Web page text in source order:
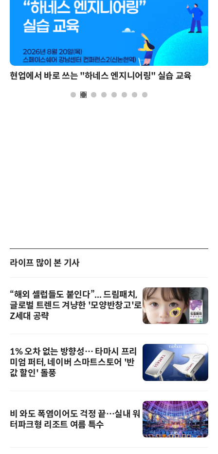
현업에서 바로 쓰는 "하네스 엔지니어링" 실습 교육
라이프 많이 본 기사
“해외 셀럽들도 붙인다”... 드림패치,
글로벌 트렌드 겨냥한 '모양반창고'로
Z세대 공략
1% 오차 없는 방향성… 타마시 프리
미엄 퍼터, 네이버 스마트스토어 '반
값 할인' 돌풍
비 와도 폭염이어도 걱정 끝…실내 워
터파크형 리조트 여름 특수